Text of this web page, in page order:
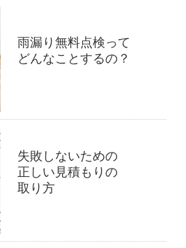
雨漏り無料点検って
どんなことするの？
失敗しないための
正しい見積もりの
取り方